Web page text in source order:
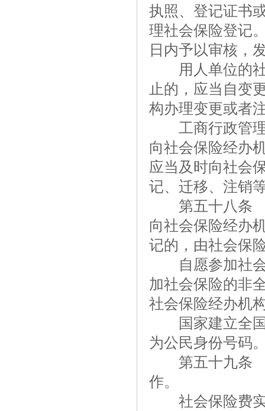
执照、登记证书
理社会保险登记
日内予以审核，
用人单位的社
止的，应当自变
构办理变更或者
工商行政管理
向社会保险经办
应当及时向社会
记、迁移、注销
第五十八条 用
向社会保险经办
记的，由社会保
自愿参加社会
加社会保险的非
社会保险经办机
国家建立全国
为公民身份号码
第五十九条 县
作。
社会保险费实